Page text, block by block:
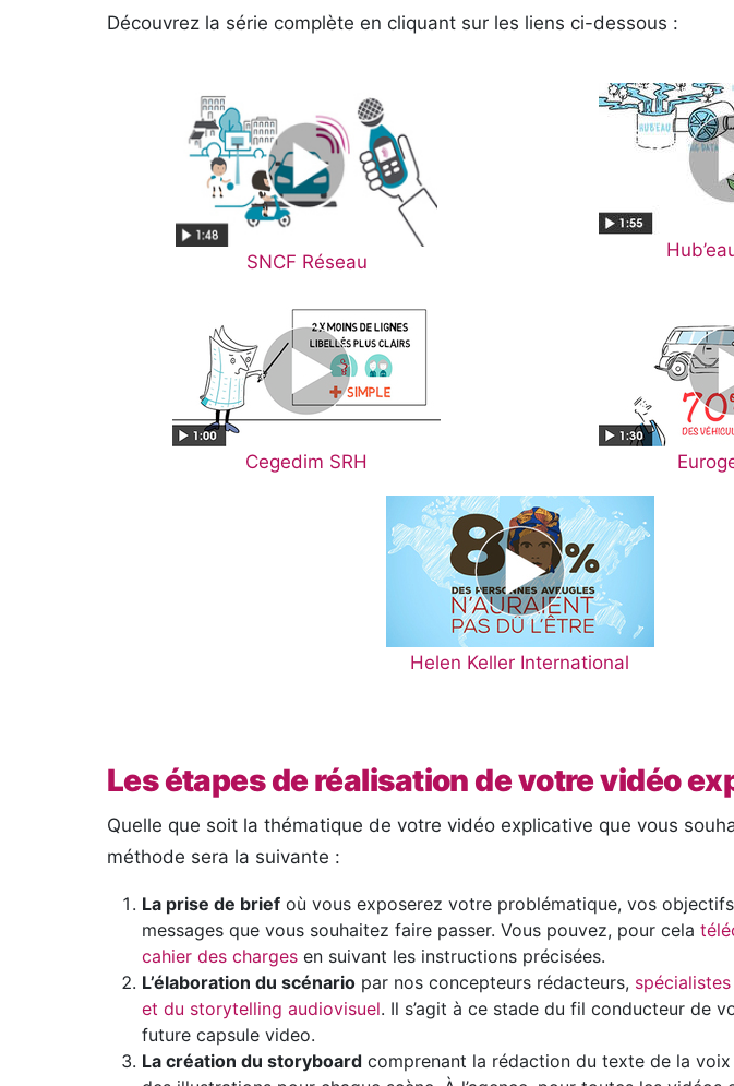
Découvrez la série complète en cliquant sur les liens ci-dessous :
SNCF Réseau
Cegedim SRH
Helen Keller International
Les étapes de réalisation de votre vidéo
Quelle que soit la thématique de votre vidéo explicative que vous
méthode sera la suivante :
La prise de briefoù vous exposerez votre problématique, vos
messages que vous souhaitez faire passer. Vous pouvez, pour cela
cahier des chargesen suivant les instructions précisées.
L’élaboration du scénariopar nos concepteurs rédacteurs,
et du storytelling audiovisuel. Il s’agit à ce stade du fil conducteur de
future capsule video.
La création du storyboardcomprenant la rédaction du texte de la